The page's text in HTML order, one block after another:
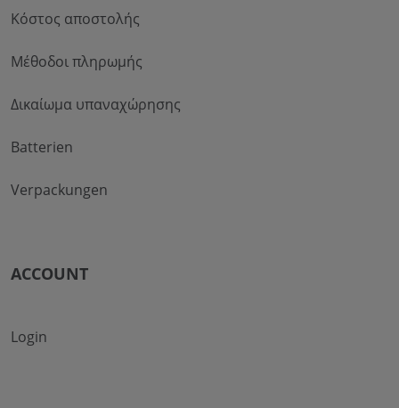
Κόστος αποστολής
Μέθοδοι πληρωμής
Δικαίωμα υπαναχώρησης
Batterien
Verpackungen
ACCOUNT
Login